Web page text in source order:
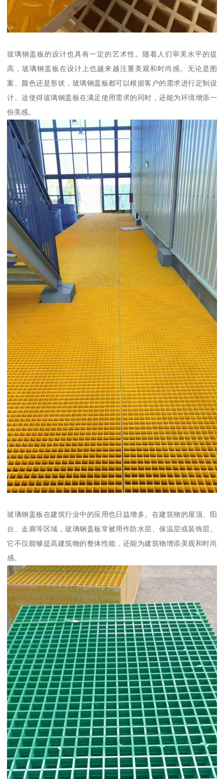
玻璃钢盖板的设计也具有一定的艺术性。随着人们审美水平的提
高，玻璃钢盖板在设计上也越来越注重美观和时尚感。无论是图
案、颜色还是形状，玻璃钢盖板都可以根据客户的需求进行定制设
计。这使得玻璃钢盖板在满足使用需求的同时，还能为环境增添一
份美感。
玻璃钢盖板在建筑行业中的应用也日益增多。在建筑物的屋顶、阳
台、走廊等区域，玻璃钢盖板常被用作防水层、保温层或装饰层。
它不仅能够提高建筑物的整体性能，还能为建筑物增添美观和时尚
感。